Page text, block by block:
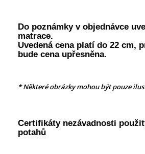
Do poznámky v objednávce
matrace.
Uvedená cena platí do 22 cm,
bude cena upřesněna.
*Některé obrázky mohou být pouze
Certifikáty nezávadnosti
potahů